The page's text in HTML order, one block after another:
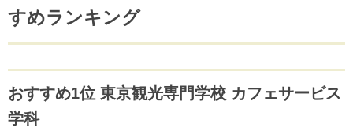
すめランキング
おすすめ1位 東京観光専門学校 カフェサービス
学科